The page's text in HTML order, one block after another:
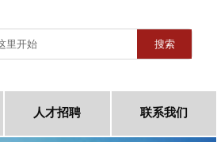
搜索
人才招聘 联系我们